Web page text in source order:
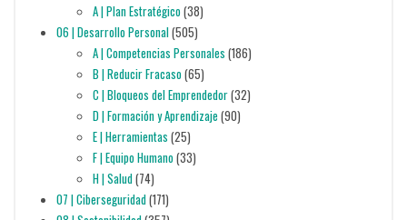
A | Plan Estratégico(38)
06 | Desarrollo Personal(505)
A | Competencias Personales (186)
B | Reducir Fracaso(65)
C | Bloqueos del Emprendedor(32)
D | Formación y Aprendizaje (90)
E | Herramientas (25)
F | Equipo Humano(33)
H | Salud(74)
07 | Ciberseguridad(171)